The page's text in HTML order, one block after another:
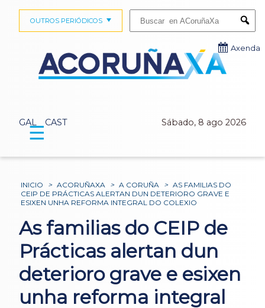
GAL CAST Sábado, 8 ago 2026
OUTROS PERIÓDICOS
Axenda
☰
INICIO > ACORUÑAXA > A CORUÑA > AS FAMILIAS DO
CEIP DE PRÁCTICAS ALERTAN DUN DETERIORO GRAVE E
ESIXEN UNHA REFORMA INTEGRAL DO COLEXIO
As familias do CEIP de
Prácticas alertan dun
deterioro grave e esixen
unha reforma integral